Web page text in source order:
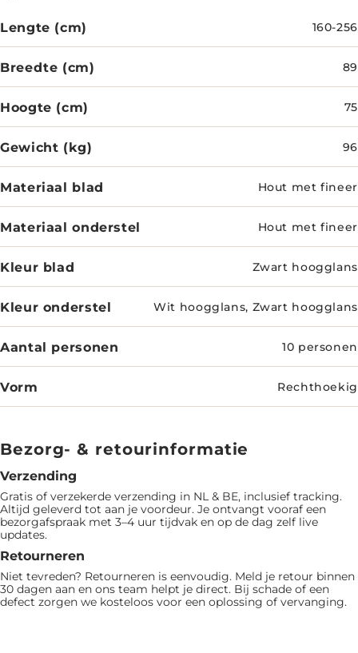
Lengte (cm) 160-256
Breedte (cm) 89
Hoogte (cm) 75
Gewicht (kg) 96
Materiaal blad Hout met fineer
Materiaal onderstel Hout met fineer
Kleur blad Zwart hoogglans
Kleur onderstel Wit hoogglans, Zwart hoogglans
Aantal personen 10 personen
Vorm Rechthoekig
Bezorg- & retourinformatie
Verzending
Gratis of verzekerde verzending in NL & BE, inclusief tracking.
Altijd geleverd tot aan je voordeur. Je ontvangt vooraf een
bezorgafspraak met 3–4 uur tijdvak en op de dag zelf live
updates.
Retourneren
Niet tevreden? Retourneren is eenvoudig. Meld je retour binnen
30 dagen aan en ons team helpt je direct. Bij schade of een
defect zorgen we kosteloos voor een oplossing of vervanging.